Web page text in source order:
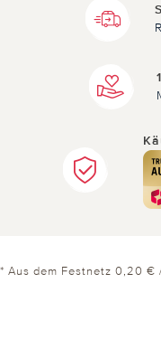
* Aus dem Festnetz 0,20 €